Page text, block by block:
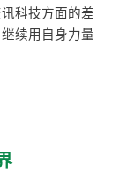
科技方面的差
续用自身力量